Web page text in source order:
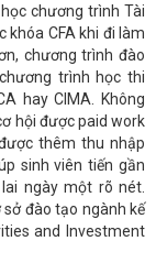
chương trình Tài
khóa CFA khi đi làm
chương trình đào
trình học thi
hay CIMA. Không
hội được paid work
thêm thu nhập
sinh viên tiến gần
ngày một rõ nét.
đào tạo ngành kế
and Investment